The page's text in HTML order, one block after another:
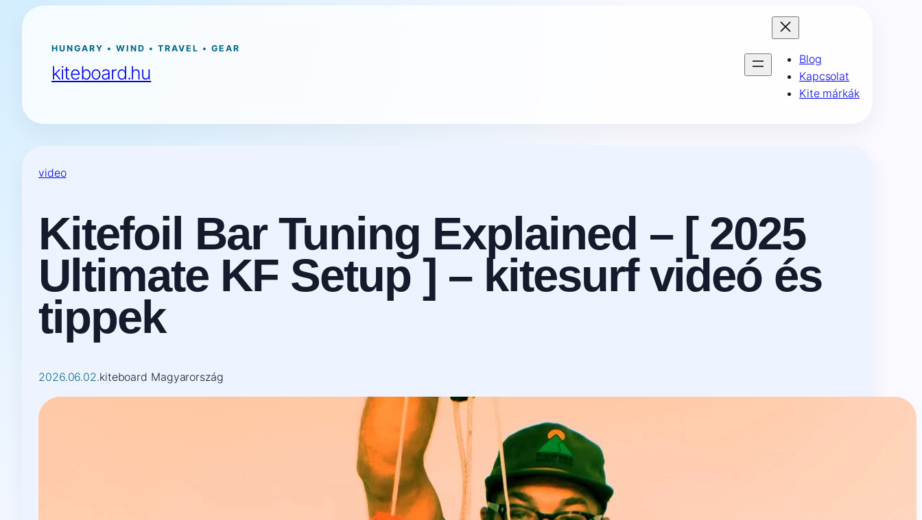
Ugrás
tartalomhozHUNGARY • WIND • TRAVEL • GEAR
kiteboard.hu
Blog
Kapcsolat
Kite márkák
video
Kitefoil Bar Tuning Explained – [ 2025
Ultimate KF Setup ] – kitesurf videó és
tippek
2026.06.02.kiteboard Magyarország